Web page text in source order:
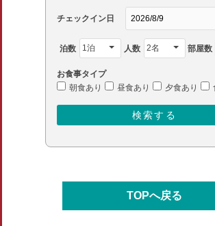
チェックイン日
泊数 人数 部屋数
お食事タイプ
朝食あり
昼食あり 夕食あり
TOPへ戻る